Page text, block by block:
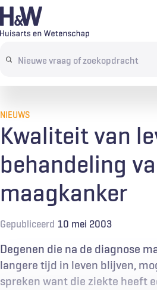
Overslaan
en
de Search
terms
AbonnerenTijdschrift
NIEUWS
Kwaliteit van
behandeling
maagkanker
Gepubliceerd 10 mei 2003
Degenen die na de diagnose
langere tijd in leven blijven,
spreken want die ziekte heeft